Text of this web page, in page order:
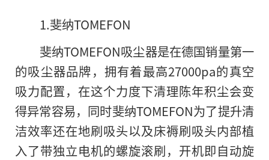
1.斐纳TOMEFON
斐纳TOMEFON吸尘器是在德国销量第一
的吸尘器品牌，拥有着最高27000pa的真空
吸力配置，在这个力度下清理陈年积尘会变
得异常容易，同时斐纳TOMEFON为了提升清
洁效率还在地刷吸头以及床褥刷吸头内部植
入了带独立电机的螺旋滚刷，开机即自动旋